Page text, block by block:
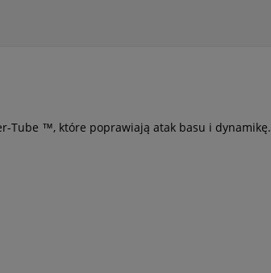
Tube ™, które poprawiają atak basu i dynamikę.